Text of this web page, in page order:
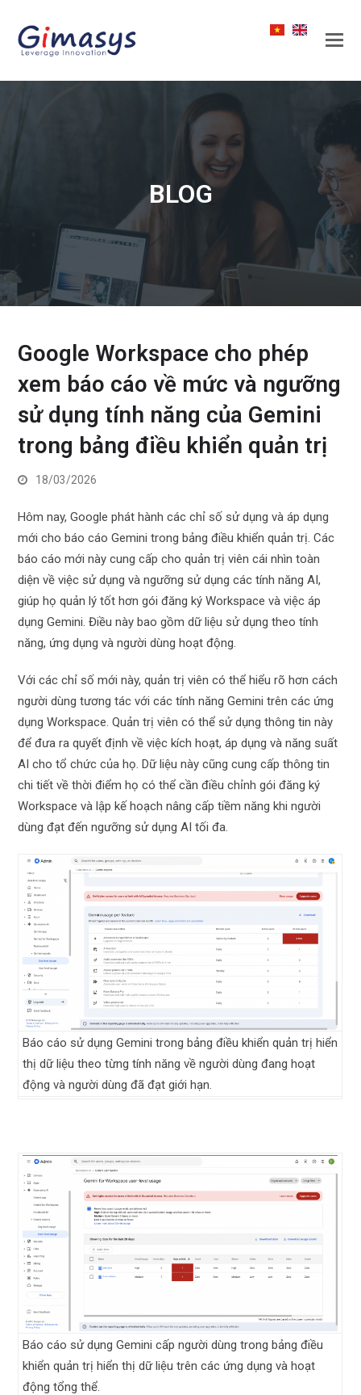
BLOG
Google Workspace cho phép
xem báo cáo về mức và ngưỡng
sử dụng tính năng của Gemini
trong bảng điều khiển quản trị
18/03/2026
Hôm nay, Google phát hành các chỉ số sử dụng và áp dụng
mới cho báo cáo Gemini trong bảng điều khiển quản trị. Các
báo cáo mới này cung cấp cho quản trị viên cái nhìn toàn
diện về việc sử dụng và ngưỡng sử dụng các tính năng AI,
giúp họ quản lý tốt hơn gói đăng ký Workspace và việc áp
dụng Gemini. Điều này bao gồm dữ liệu sử dụng theo tính
năng, ứng dụng và người dùng hoạt động.
Với các chỉ số mới này, quản trị viên có thể hiểu rõ hơn cách
người dùng tương tác với các tính năng Gemini trên các ứng
dụng Workspace. Quản trị viên có thể sử dụng thông tin này
để đưa ra quyết định về việc kích hoạt, áp dụng và năng suất
AI cho tổ chức của họ. Dữ liệu này cũng cung cấp thông tin
chi tiết về thời điểm họ có thể cần điều chỉnh gói đăng ký
Workspace và lập kế hoạch nâng cấp tiềm năng khi người
dùng đạt đến ngưỡng sử dụng AI tối đa.
Báo cáo sử dụng Gemini trong bảng điều khiển quản trị hiển
thị dữ liệu theo từng tính năng về người dùng đang hoạt
động và người dùng đã đạt giới hạn.
Báo cáo sử dụng Gemini cấp người dùng trong bảng điều
khiển quản trị hiển thị dữ liệu trên các ứng dụng và hoạt
động tổng thể.